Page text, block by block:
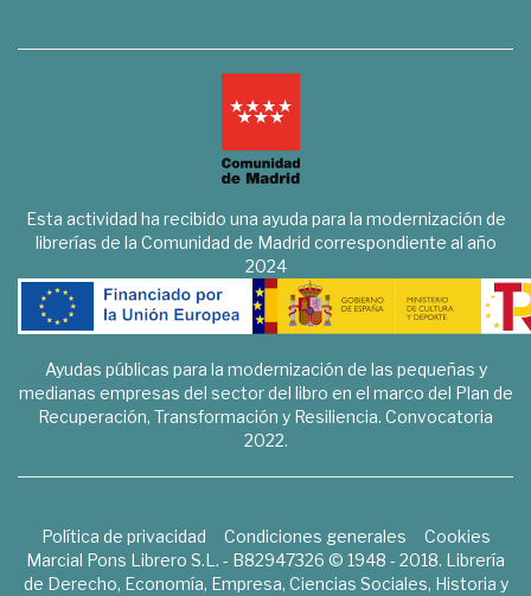
Esta actividad ha recibido una ayuda para la modernización de
librerías de la Comunidad de Madrid correspondiente al año
2024
Ayudas públicas para la modernización de las pequeñas y
medianas empresas del sector del libro en el marco del Plan de
Recuperación, Transformación y Resiliencia. Convocatoria
2022.
Política de privacidad Condiciones generales
Cookies
Marcial Pons Librero S.L. - B82947326 © 1948 - 2018. Librería
de Derecho, Economía, Empresa, Ciencias Sociales, Historia y